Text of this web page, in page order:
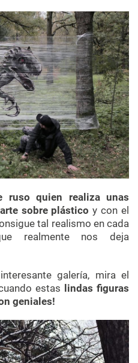
ruso quien realiza unas
sobre plástico y con el
tal realismo en cada
realmente nos deja
galería, mira el
estas lindas figuras
geniales!